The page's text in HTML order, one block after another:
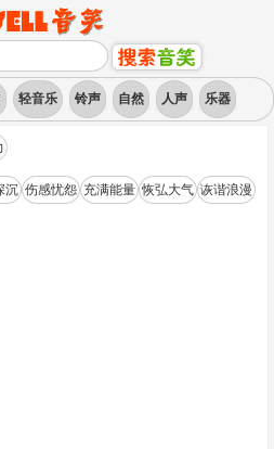
轻音乐 铃声 自然 人声 乐器
沉 伤感忧怨 充满能量 恢弘大气 诙谐浪漫